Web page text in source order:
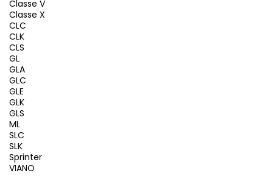
Classe V
Classe X
CLC
CLK
CLS
GL
GLA
GLC
GLE
GLK
GLS
ML
SLC
SLK
Sprinter
VIANO